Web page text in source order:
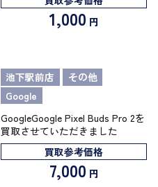
1,000 円
池下駅前店
その他
Google
GoogleGoogle Pixel Buds Pro 2を
買取させていただきました
買取参考価格
7,000 円